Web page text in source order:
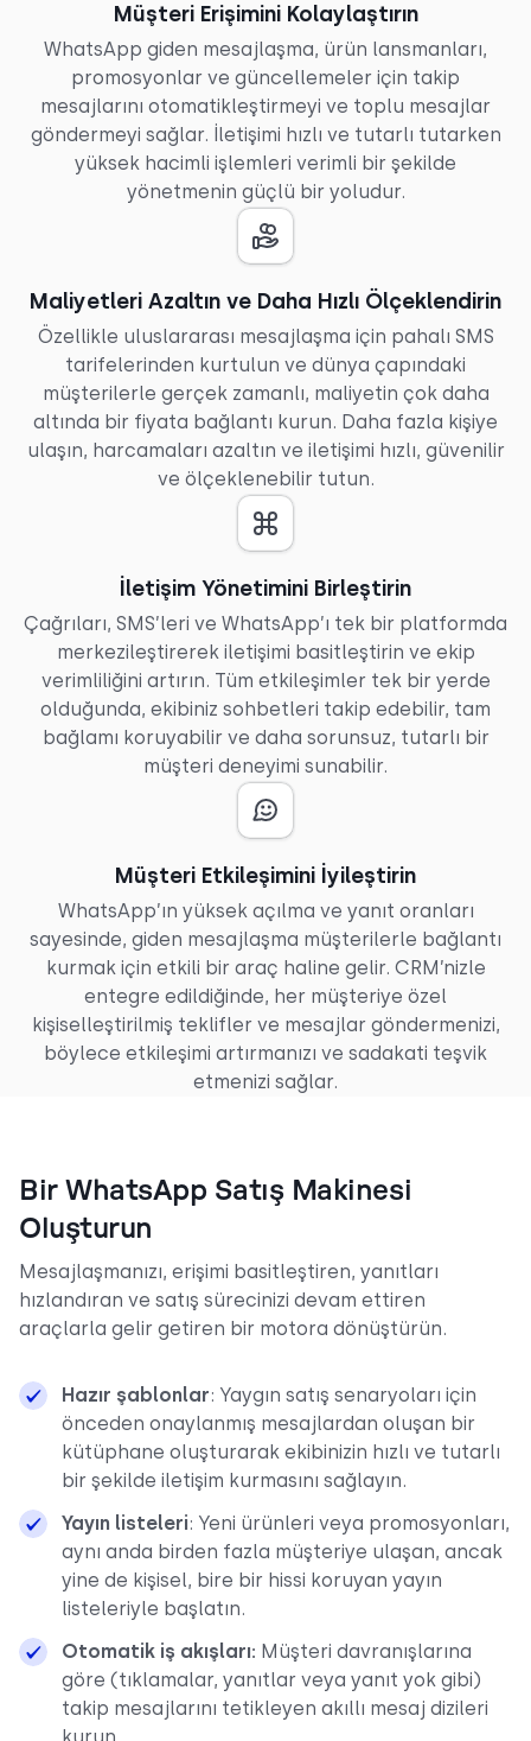
Müşteri Erişimini Kolaylaştırın
WhatsApp giden mesajlaşma, ürün lansmanları,
promosyonlar ve güncellemeler için takip
mesajlarını otomatikleştirmeyi ve toplu mesajlar
göndermeyi sağlar. İletişimi hızlı ve tutarlı tutarken
yüksek hacimli işlemleri verimli bir şekilde
yönetmenin güçlü bir yoludur.
Maliyetleri Azaltın ve Daha Hızlı Ölçeklendirin
Özellikle uluslararası mesajlaşma için pahalı SMS
tarifelerinden kurtulun ve dünya çapındaki
müşterilerle gerçek zamanlı, maliyetin çok daha
altında bir fiyata bağlantı kurun. Daha fazla kişiye
ulaşın, harcamaları azaltın ve iletişimi hızlı, güvenilir
ve ölçeklenebilir tutun.
İletişim Yönetimini Birleştirin
Çağrıları, SMS’leri ve WhatsApp’ı tek bir platformda
merkezileştirerek iletişimi basitleştirin ve ekip
verimliliğini artırın. Tüm etkileşimler tek bir yerde
olduğunda, ekibiniz sohbetleri takip edebilir, tam
bağlamı koruyabilir ve daha sorunsuz, tutarlı bir
müşteri deneyimi sunabilir.
Müşteri Etkileşimini İyileştirin
WhatsApp’ın yüksek açılma ve yanıt oranları
sayesinde, giden mesajlaşma müşterilerle bağlantı
kurmak için etkili bir araç haline gelir. CRM’nizle
entegre edildiğinde, her müşteriye özel
kişiselleştirilmiş teklifler ve mesajlar göndermenizi,
böylece etkileşimi artırmanızı ve sadakati teşvik
etmenizi sağlar.
Bir WhatsApp Satış Makinesi
Oluşturun
Mesajlaşmanızı, erişimi basitleştiren, yanıtları
hızlandıran ve satış sürecinizi devam ettiren
araçlarla gelir getiren bir motora dönüştürün.
Hazır şablonlar: Yaygın satış senaryoları için
önceden onaylanmış mesajlardan oluşan bir
kütüphane oluşturarak ekibinizin hızlı ve tutarlı
bir şekilde iletişim kurmasını sağlayın.
Yayın listeleri: Yeni ürünleri veya promosyonları,
aynı anda birden fazla müşteriye ulaşan, ancak
yine de kişisel, bire bir hissi koruyan yayın
listeleriyle başlatın.
Otomatik iş akışları: Müşteri davranışlarına
göre (tıklamalar, yanıtlar veya yanıt yok gibi)
takip mesajlarını tetikleyen akıllı mesaj dizileri